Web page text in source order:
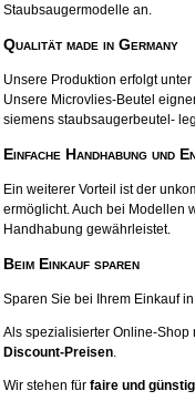
Staubsaugermodelle an.
Qualität made in Germany
Unsere Produktion erfolgt
Unsere Microvlies-Beutel
siemens staubsaugerbeutel-
Einfache Handhabung und
Ein weiterer Vorteil ist der
ermöglicht. Auch bei Modellen
Handhabung gewährleistet.
Beim Einkauf sparen
Sparen Sie bei Ihrem Einkauf
Als spezialisierter Online-Shop
Discount-Preisen.
Wir stehen für faire und